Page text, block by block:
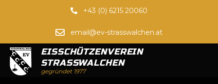
+43 (0) 6215 20060
email@ev-strasswalchen.at
EISSCHÜTZENVEREIN
STRASSWALCHEN
gegründet 1977